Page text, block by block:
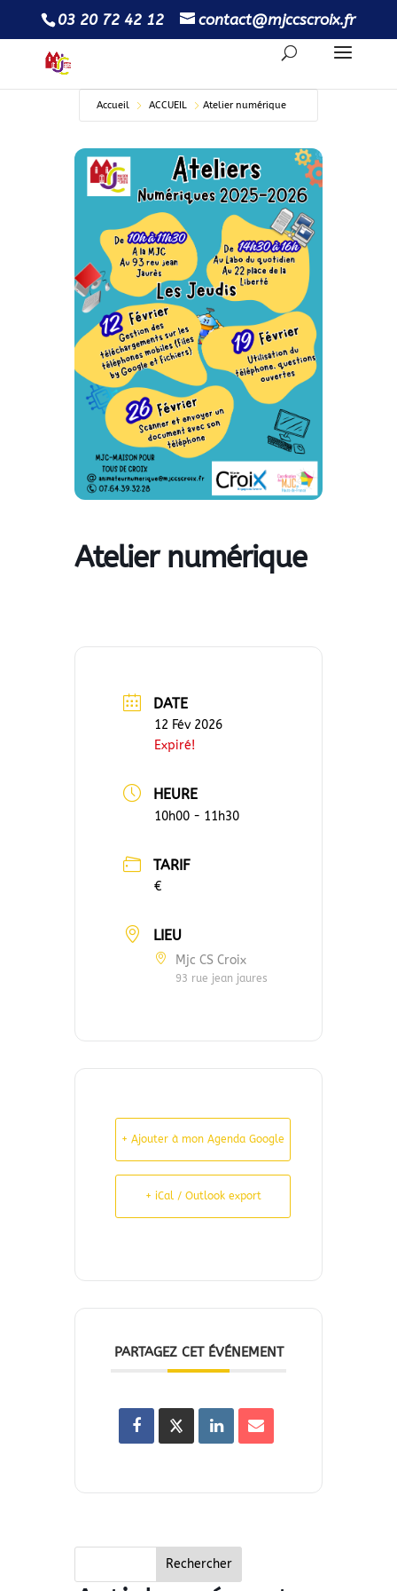
03 20 72 42 12 contact@mjccscroix.fr
Accueil ACCUEIL Atelier numérique
Atelier numérique
DATE
12 Fév 2026
Expiré!
HEURE
10h00 - 11h30
TARIF
€
LIEU
Mjc CS Croix
93 rue jean jaures
+ Ajouter à mon Agenda Google
+ iCal / Outlook export
PARTAGEZ CET ÉVÉNEMENT
Rechercher